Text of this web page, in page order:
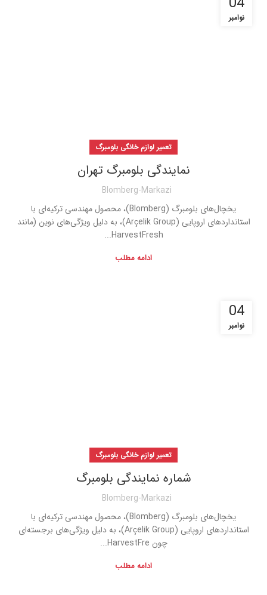
نوامبر
تعمیر لوازم خانگی بلومبرگ
نمایندگی بلومبرگ تهران
Blomberg-Markazi
یخچال‌های بلومبرگ (Blomberg)، محصول مهندسی ترکیه‌ای با
استانداردهای اروپایی (Arçelik Group)، به دلیل ویژگی‌های نوین (مانند
HarvestFresh...
ادامه مطلب
04
نوامبر
تعمیر لوازم خانگی بلومبرگ
شماره نمایندگی بلومبرگ
Blomberg-Markazi
یخچال‌های بلومبرگ (Blomberg)، محصول مهندسی ترکیه‌ای با
استانداردهای اروپایی (Arçelik Group)، به دلیل ویژگی‌های برجسته‌ای
چون HarvestFre...
ادامه مطلب